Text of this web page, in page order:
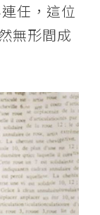
任，這位
無形間成